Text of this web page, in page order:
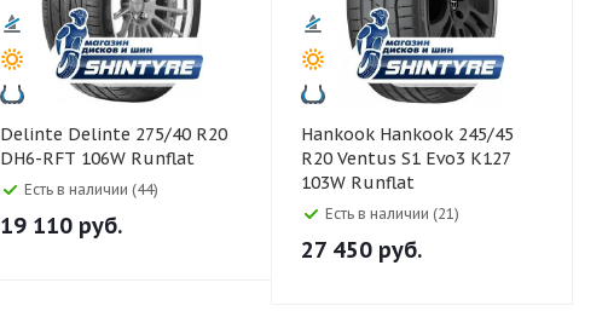
Delinte Delinte 275/40 R20
DH6-RFT 106W Runflat
Есть в наличии (44)
19 110 руб.
Hankook Hankook 245/45
R20 Ventus S1 Evo3 K127
103W Runflat
Есть в наличии (21)
27 450 руб.